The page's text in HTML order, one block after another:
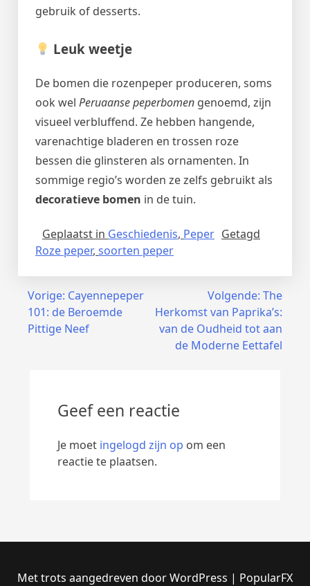
gebruik of desserts.
Leuk weetje
De bomen die rozenpeper produceren, soms
ook wel Peruaanse peperbomen genoemd, zijn
visueel verbluffend. Ze hebben hangende,
varenachtige bladeren en trossen roze
bessen die glinsteren als ornamenten. In
sommige regio’s worden ze zelfs gebruikt als
decoratieve bomen in de tuin.
Geplaatst in Geschiedenis, Peper Getagd
Roze peper, soorten peper
Bericht
navigatie
Vorige: Cayennepeper
101: de Beroemde
Pittige Neef
Volgende: The
Herkomst van Paprika’s:
van de Oudheid tot aan
de Moderne Eettafel
Geef een reactie
Je moet ingelogd zijn op om een
reactie te plaatsen.
Met trots aangedreven door WordPress | PopularFX